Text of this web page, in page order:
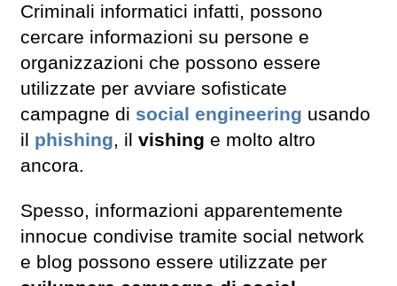
Criminali informatici infatti, possono
cercare informazioni su persone e
organizzazioni che possono essere
utilizzate per avviare sofisticate
campagne di social engineering usando
il phishing, il vishing e molto altro
ancora.
Spesso, informazioni apparentemente
innocue condivise tramite social network
e blog possono essere utilizzate per